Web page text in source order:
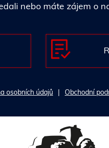
nebo máte zájem o
osobních údajů Obchodní